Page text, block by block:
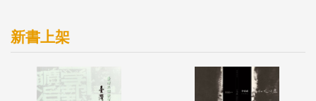
新書上架